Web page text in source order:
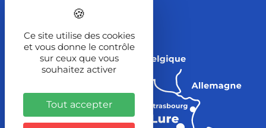
Ce site utilise des cookies
et vous donne le contrôle
sur ceux que vous
souhaitez activer
Tout accepter